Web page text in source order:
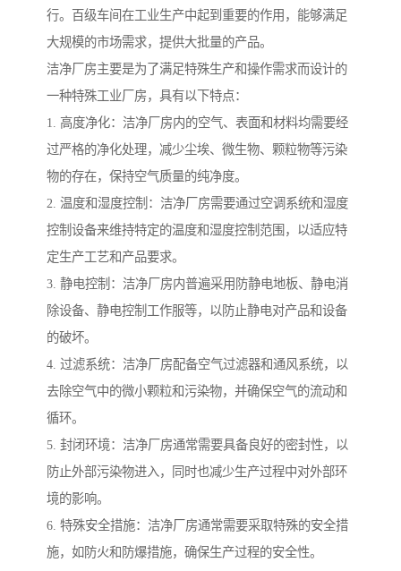
行。百级车间在工业生产中起到重要的作用，能够满足
大规模的市场需求，提供大批量的产品。
洁净厂房主要是为了满足特殊生产和操作需求而设计的
一种特殊工业厂房，具有以下特点：
1. 高度净化：洁净厂房内的空气、表面和材料均需要经
过严格的净化处理，减少尘埃、微生物、颗粒物等污染
物的存在，保持空气质量的纯净度。
2. 温度和湿度控制：洁净厂房需要通过空调系统和湿度
控制设备来维持特定的温度和湿度控制范围，以适应特
定生产工艺和产品要求。
3. 静电控制：洁净厂房内普遍采用防静电地板、静电消
除设备、静电控制工作服等，以防止静电对产品和设备
的破坏。
4. 过滤系统：洁净厂房配备空气过滤器和通风系统，以
去除空气中的微小颗粒和污染物，并确保空气的流动和
循环。
5. 封闭环境：洁净厂房通常需要具备良好的密封性，以
防止外部污染物进入，同时也减少生产过程中对外部环
境的影响。
6. 特殊安全措施：洁净厂房通常需要采取特殊的安全措
施，如防火和防爆措施，确保生产过程的安全性。